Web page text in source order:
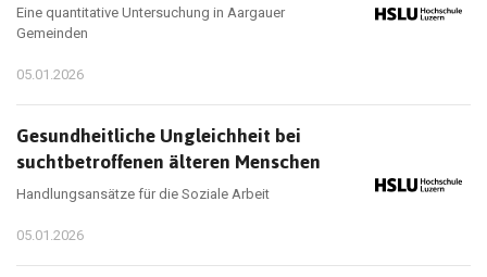
Eine quantitative Untersuchung in Aargauer
Gemeinden
05.01.2026
Gesundheitliche Ungleichheit bei
suchtbetroffenen älteren Menschen
Handlungsansätze für die Soziale Arbeit
05.01.2026